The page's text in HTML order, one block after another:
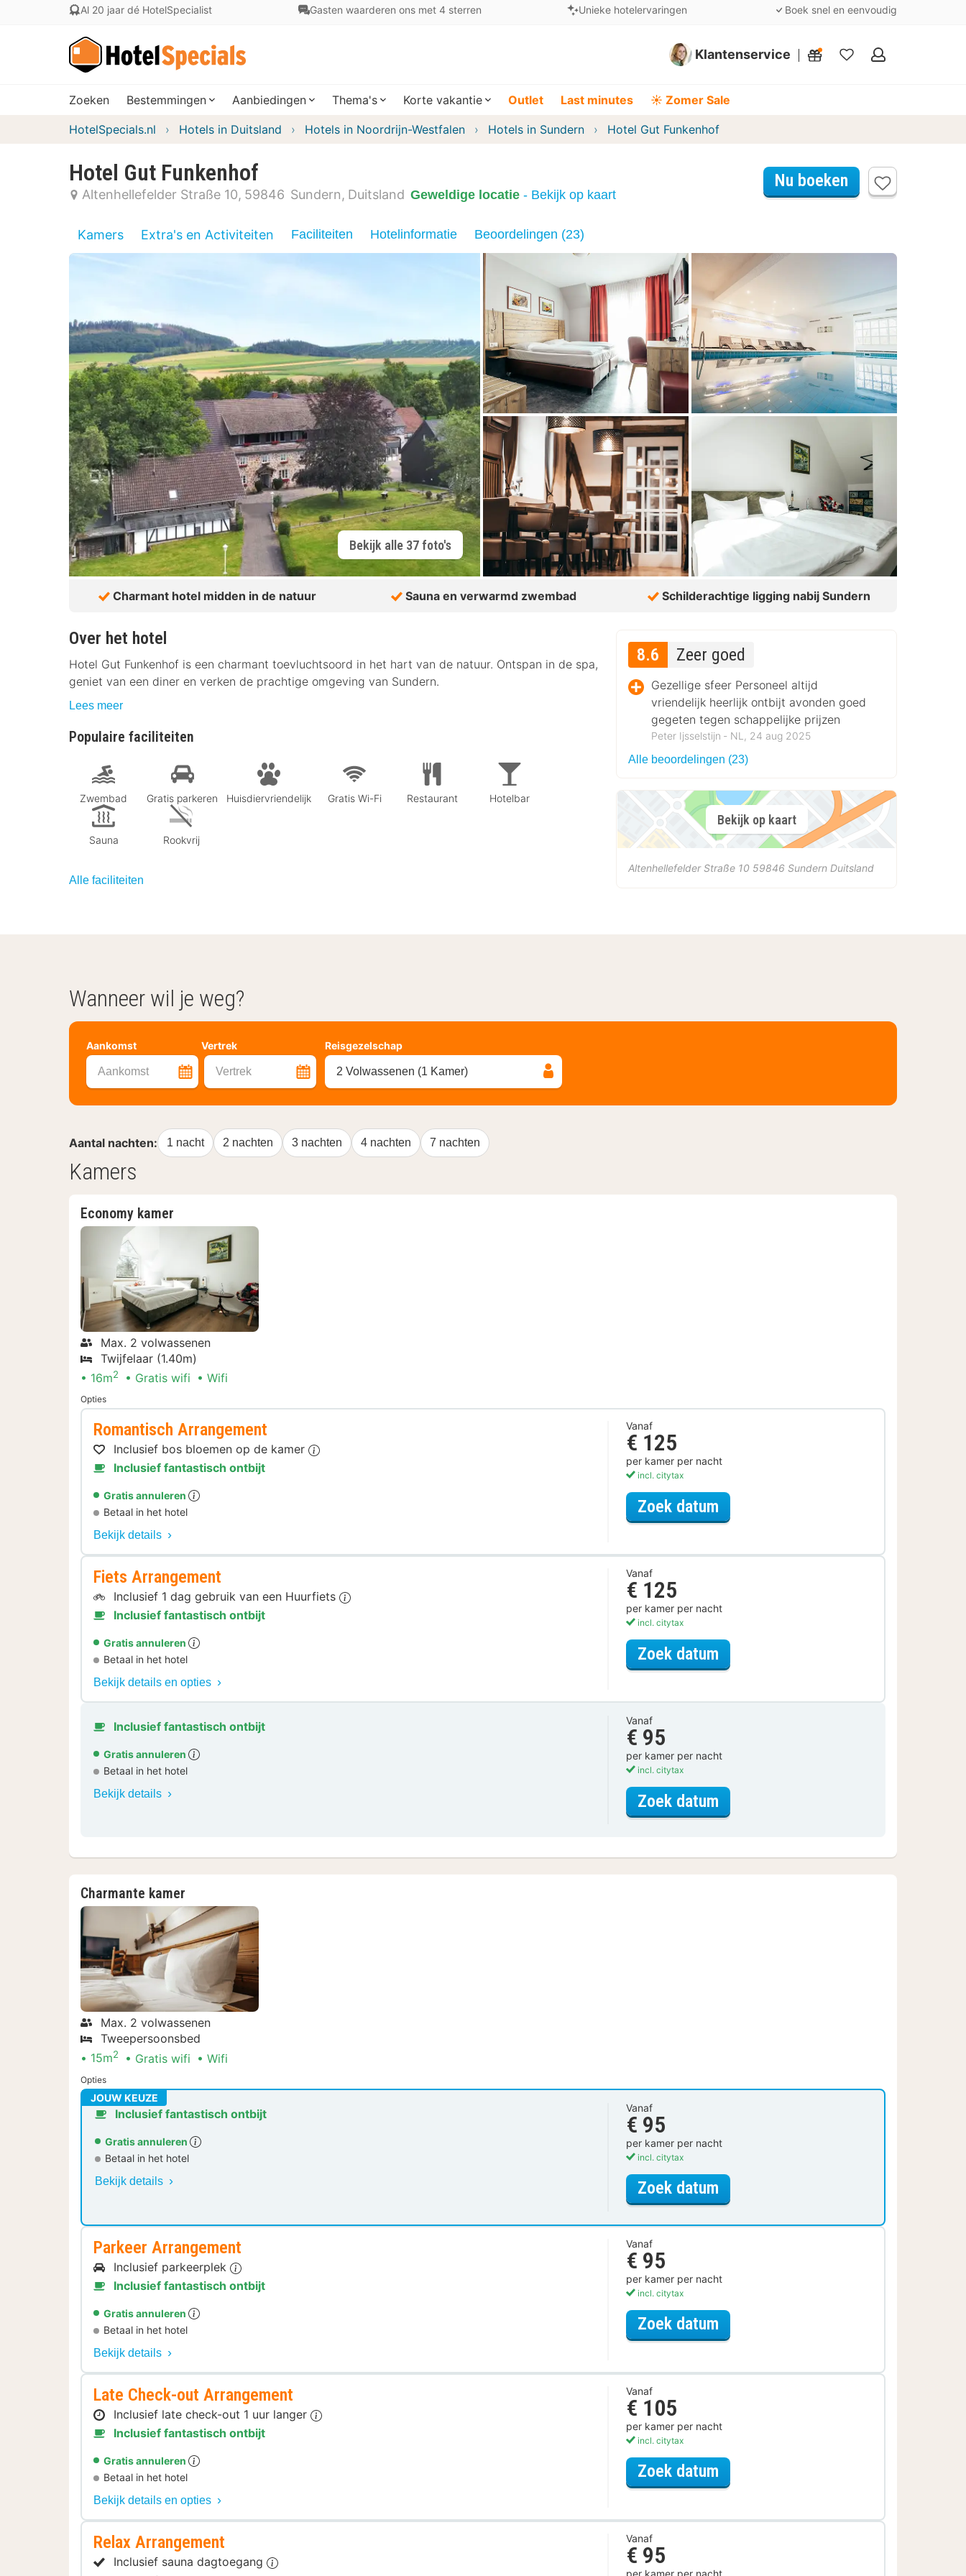
Al 20 jaar dé HotelSpecialist Gasten waarderen ons met 4 sterren Unieke hotelervaringen Boek snel en eenvoudig
Klantenservice
Mijn
Zoeken Bestemmingen Aanbiedingen Thema's Korte vakantie Outlet Last minutes ☀️ Zomer Sale
HotelSpecials.nl Hotels in Duitsland Hotels in Noordrijn-Westfalen Hotels in Sundern Hotel Gut Funkenhof
Hotel Gut Funkenhof
Altenhellefelder Straße 10 59846 Sundern Duitsland Geweldige locatie - Bekijk op kaart
Nu boeken
Kamers Extra's en Activiteiten Faciliteiten Hotelinformatie Beoordelingen (23)
Bekijk alle 37 foto's
Charmant hotel midden in de natuur Sauna en verwarmd zwembad Schilderachtige ligging nabij Sundern
Over het hotel
Hotel Gut Funkenhof is een charmant toevluchtsoord in het hart van de natuur. Ontspan in de spa,
geniet van een diner en verken de prachtige omgeving van Sundern.
Lees meer
Populaire faciliteiten
Zwembad Gratis parkeren Huisdiervriendelijk Gratis Wi-Fi Restaurant Hotelbar
Sauna Rookvrij
Alle faciliteiten
8.6 Zeer goed
Gezellige sfeer Personeel altijd
vriendelijk heerlijk ontbijt avonden goed
gegeten tegen schappelijke prijzen
Peter Ijsselstijn ‐ NL, 24 aug 2025
Alle beoordelingen (23)
Bekijk op kaart
Altenhellefelder Straße 10 59846 Sundern Duitsland
Wanneer wil je weg?
Aankomst Vertrek
Aankomst Vertrek
Reisgezelschap
2 Volwassenen (1 Kamer)
Aantal nachten: 1 nacht 2 nachten 3 nachten 4 nachten 7 nachten
Kamers
Economy kamer
Max. 2 volwassenen
Twijfelaar (1.40m)
16m2 Gratis wifi Wifi
Opties
Romantisch Arrangement
Inclusief bos bloemen op de kamer
Inclusief fantastisch ontbijt
Gratis annuleren
Betaal in het hotel
Bekijk details
Vanaf
€ 125
per kamer per nacht
incl. citytax
Zoek datum
Fiets Arrangement
Inclusief 1 dag gebruik van een Huurfiets
Inclusief fantastisch ontbijt
Gratis annuleren
Betaal in het hotel
Bekijk details en opties
Vanaf
€ 125
per kamer per nacht
incl. citytax
Zoek datum
Inclusief fantastisch ontbijt
Gratis annuleren
Betaal in het hotel
Bekijk details
Vanaf
€ 95
per kamer per nacht
incl. citytax
Zoek datum
Charmante kamer
Max. 2 volwassenen
Tweepersoonsbed
15m2 Gratis wifi Wifi
Opties
JOUW KEUZE
Inclusief fantastisch ontbijt
Gratis annuleren
Betaal in het hotel
Bekijk details
Vanaf
€ 95
per kamer per nacht
incl. citytax
Zoek datumvoor Charmante kamer
Parkeer Arrangement
Inclusief parkeerplek
Inclusief fantastisch ontbijt
Gratis annuleren
Betaal in het hotel
Bekijk details
Vanaf
€ 95
per kamer per nacht
incl. citytax
Zoek datum
Late Check-out Arrangement
Inclusief late check-out 1 uur langer
Inclusief fantastisch ontbijt
Gratis annuleren
Betaal in het hotel
Bekijk details en opties
Vanaf
€ 105
per kamer per nacht
incl. citytax
Zoek datum
Relax Arrangement
Inclusief sauna dagtoegang
Vanaf
€ 95
per kamer per nacht